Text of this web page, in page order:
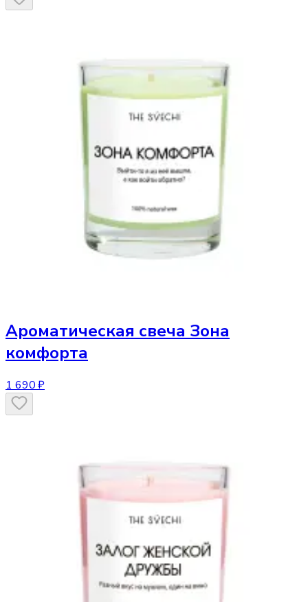
Ароматическая свеча Зона
комфорта
1 690 ₽